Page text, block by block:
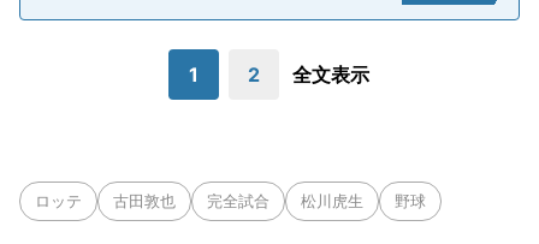
1 2 全文表示
ロッテ 古田敦也 完全試合 松川虎生 野球